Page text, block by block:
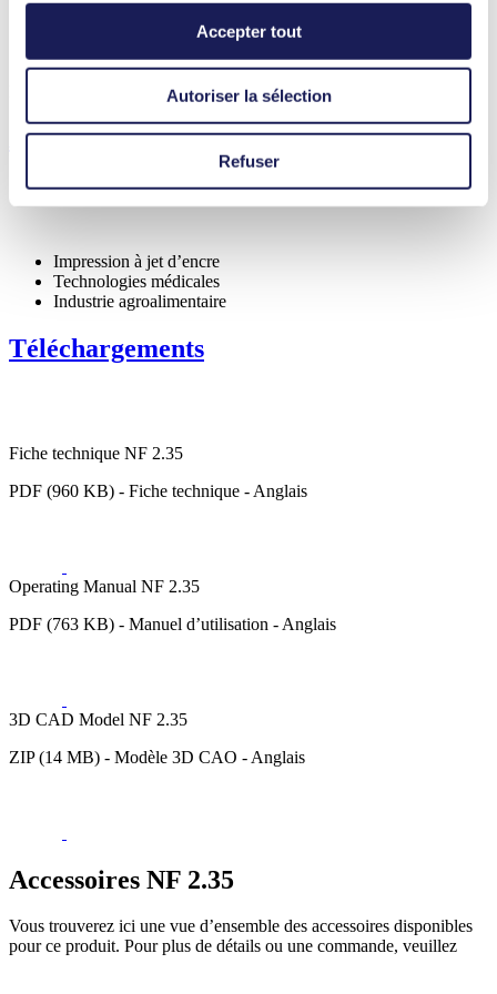
Accepter tout
Autoriser la sélection
Refuser
Moteur à réglage numérique
Applications
Impression à jet d’encre
Technologies médicales
Industrie agroalimentaire
Téléchargements
Fiche technique NF 2.35
PDF (960 KB) - Fiche technique - Anglais
Operating Manual NF 2.35
PDF (763 KB) - Manuel d’utilisation - Anglais
3D CAD Model NF 2.35
ZIP (14 MB) - Modèle 3D CAO - Anglais
Accessoires NF 2.35
Vous trouverez ici une vue d’ensemble des accessoires disponibles
pour ce produit. Pour plus de détails ou une commande, veuillez